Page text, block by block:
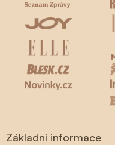
Základní informace